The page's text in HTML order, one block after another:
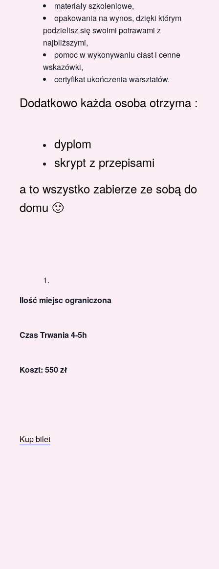
materiały szkoleniowe,
opakowania na wynos, dzięki którym
podzielisz się swoimi potrawami z
najbliższymi,
pomoc w wykonywaniu ciast i cenne
wskazówki,
certyfikat ukończenia warsztatów.
Dodatkowo każda osoba otrzyma :
dyplom
skrypt z przepisami
a to wszystko zabierze ze sobą do
domu 🙂
Ilość miejsc ograniczona
Czas Trwania 4-5h
Koszt: 550 zł
Kup bilet